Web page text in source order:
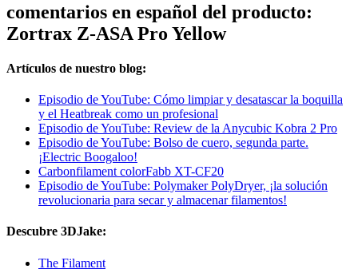
comentarios en español del producto:
Zortrax Z-ASA Pro Yellow
Artículos de nuestro blog:
Episodio de YouTube: Cómo limpiar y desatascar la boquilla
y el Heatbreak como un profesional
Episodio de YouTube: Review de la Anycubic Kobra 2 Pro
Episodio de YouTube: Bolso de cuero, segunda parte.
¡Electric Boogaloo!
Carbonfilament colorFabb XT-CF20
Episodio de YouTube: Polymaker PolyDryer, ¡la solución
revolucionaria para secar y almacenar filamentos!
Descubre 3DJake:
The Filament